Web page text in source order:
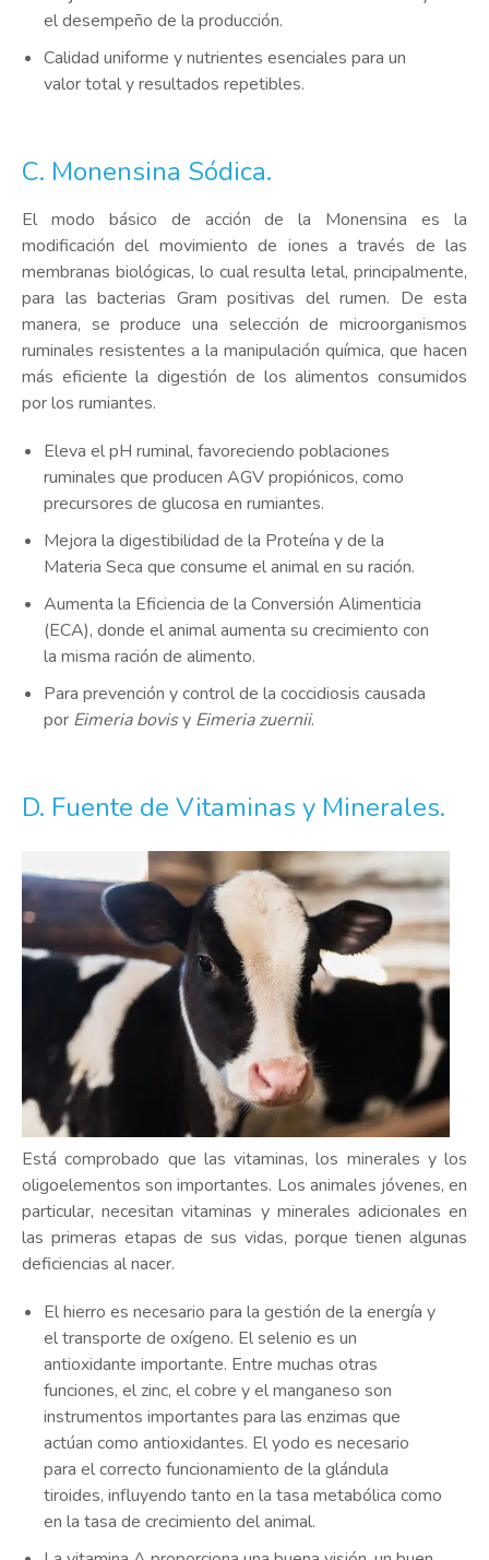
el desempeño de la producción.
Calidad uniforme y nutrientes esenciales para un
valor total y resultados repetibles.
C. Monensina Sódica.
El modo básico de acción de la Monensina es la
modificación del movimiento de iones a través de las
membranas biológicas, lo cual resulta letal, principalmente,
para las bacterias Gram positivas del rumen. De esta
manera, se produce una selección de microorganismos
ruminales resistentes a la manipulación química, que hacen
más eficiente la digestión de los alimentos consumidos
por los rumiantes.
Eleva el pH ruminal, favoreciendo poblaciones
ruminales que producen AGV propiónicos, como
precursores de glucosa en rumiantes.
Mejora la digestibilidad de la Proteína y de la
Materia Seca que consume el animal en su ración.
Aumenta la Eficiencia de la Conversión Alimenticia
(ECA), donde el animal aumenta su crecimiento con
la misma ración de alimento.
Para prevención y control de la coccidiosis causada
por Eimeria bovisy Eimeria zuernii.
D. Fuente de Vitaminas y Minerales.
Está comprobado que las vitaminas, los minerales y los
oligoelementos son importantes. Los animales jóvenes, en
particular, necesitan vitaminas y minerales adicionales en
las primeras etapas de sus vidas, porque tienen algunas
deficiencias al nacer.
El hierro es necesario para la gestión de la energía y
el transporte de oxígeno. El selenio es un
antioxidante importante. Entre muchas otras
funciones, el zinc, el cobre y el manganeso son
instrumentos importantes para las enzimas que
actúan como antioxidantes. El yodo es necesario
para el correcto funcionamiento de la glándula
tiroides, influyendo tanto en la tasa metabólica como
en la tasa de crecimiento del animal.